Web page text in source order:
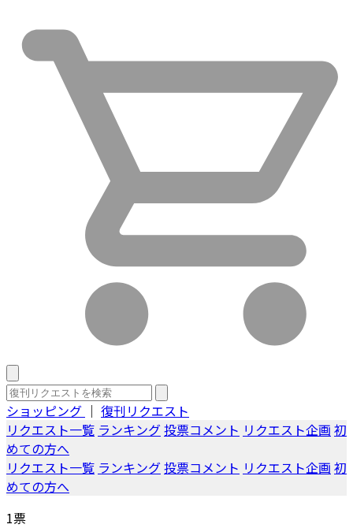
ショッピング ｜ 復刊リクエスト
リクエスト一覧 ランキング投票コメント リクエスト企画 初
めての方へ
リクエスト一覧 ランキング投票コメント リクエスト企画 初
めての方へ
1票